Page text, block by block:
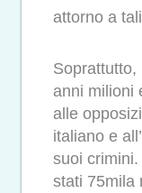
attorno a
Soprattutto,
anni milioni
alle
italiano e
suoi
stati 75mila